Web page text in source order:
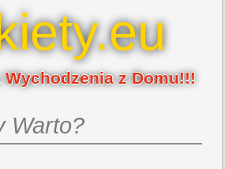
Wychodzenia z Domu!!!
Warto?